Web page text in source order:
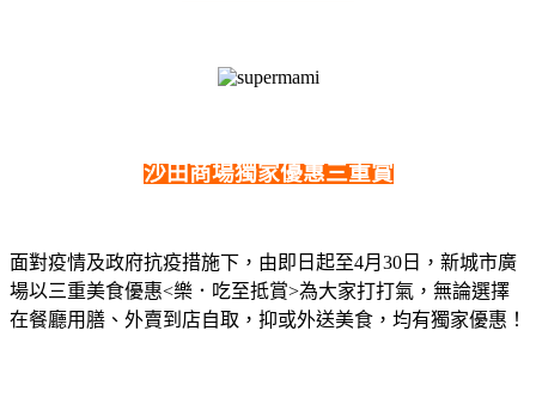
沙田商場獨家優惠三重賞
面對疫情及政府抗疫措施下，由即日起至4月30日，新城市廣
場以三重美食優惠<樂．吃至抵賞>為大家打打氣，無論選擇
在餐廳用膳、外賣到店自取，抑或外送美食，均有獨家優惠！